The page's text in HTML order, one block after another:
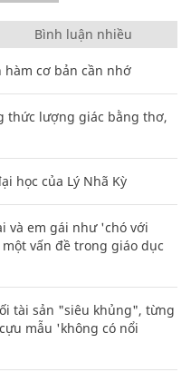
Bình luận nhiều
hàm cơ bản cần nhớ
thức lượng giác bằng thơ,
học của Lý Nhã Kỳ
và em gái như 'chó với
vấn đề trong giáo dục
tài sản "siêu khủng", từng
mẫu 'không có nổi